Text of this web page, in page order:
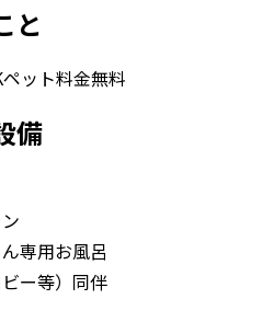
と
ペット料金無料
備
専用お風呂
ー等）同伴